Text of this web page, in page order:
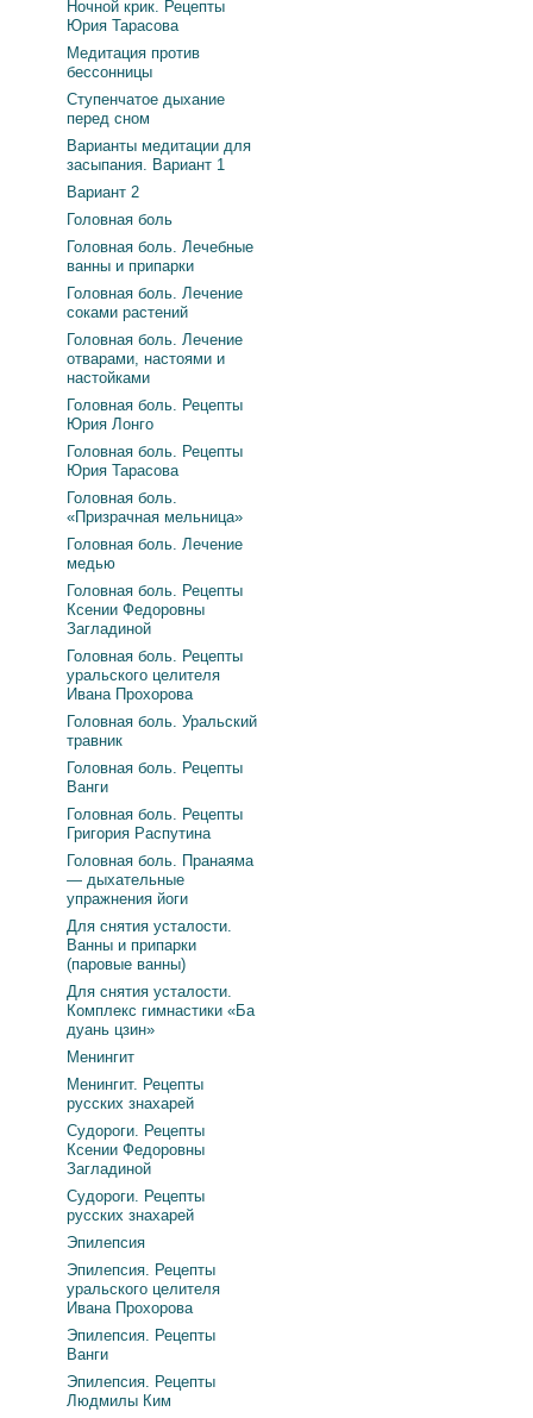
Ночной крик. Рецепты
Юрия Тарасова
Медитация против
бессонницы
Ступенчатое дыхание
перед сном
Варианты медитации для
засыпания. Вариант 1
Вариант 2
Головная боль
Головная боль. Лечебные
ванны и припарки
Головная боль. Лечение
соками растений
Головная боль. Лечение
отварами, настоями и
настойками
Головная боль. Рецепты
Юрия Лонго
Головная боль. Рецепты
Юрия Тарасова
Головная боль.
«Призрачная мельница»
Головная боль. Лечение
медью
Головная боль. Рецепты
Ксении Федоровны
Загладиной
Головная боль. Рецепты
уральского целителя
Ивана Прохорова
Головная боль. Уральский
травник
Головная боль. Рецепты
Ванги
Головная боль. Рецепты
Григория Распутина
Головная боль. Пранаяма
— дыхательные
упражнения йоги
Для снятия усталости.
Ванны и припарки
(паровые ванны)
Для снятия усталости.
Комплекс гимнастики «Ба
дуань цзин»
Менингит
Менингит. Рецепты
русских знахарей
Судороги. Рецепты
Ксении Федоровны
Загладиной
Судороги. Рецепты
русских знахарей
Эпилепсия
Эпилепсия. Рецепты
уральского целителя
Ивана Прохорова
Эпилепсия. Рецепты
Ванги
Эпилепсия. Рецепты
Людмилы Ким